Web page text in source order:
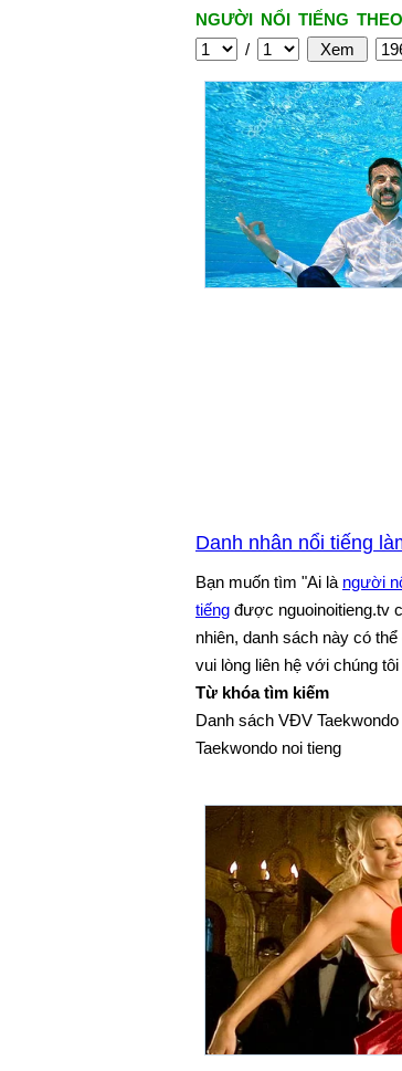
NGƯỜI NỔI TIẾNG
/
Danh nhân nổi tiếng
Bạn muốn tìm "Ai là người
tiếng được nguoinoitieng.tv
nhiên, danh sách này có
vui lòng liên hệ với chúng
Từ khóa tìm kiếm
Danh sách VĐV
Taekwondo noi tieng